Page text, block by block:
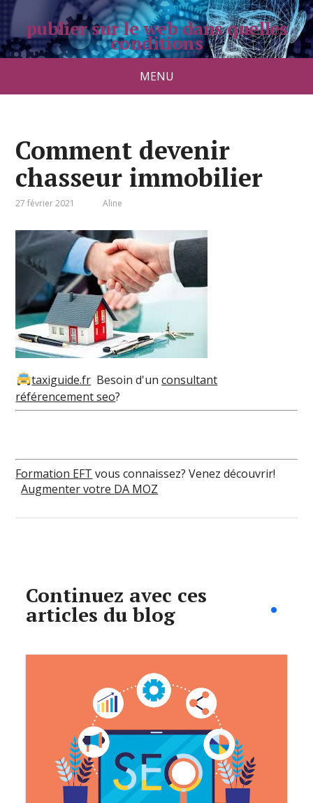
publier sur le web dans quelles
conditions
MENU
Comment devenir
chasseur immobilier
27 février 2021 Aline
taxiguide.fr Besoin d'unconsultant
référencement seo?
Formation EFT vous connaissez? Venez découvrir!
Augmenter votre DA MOZ
Continuez avec ces
articles du blog